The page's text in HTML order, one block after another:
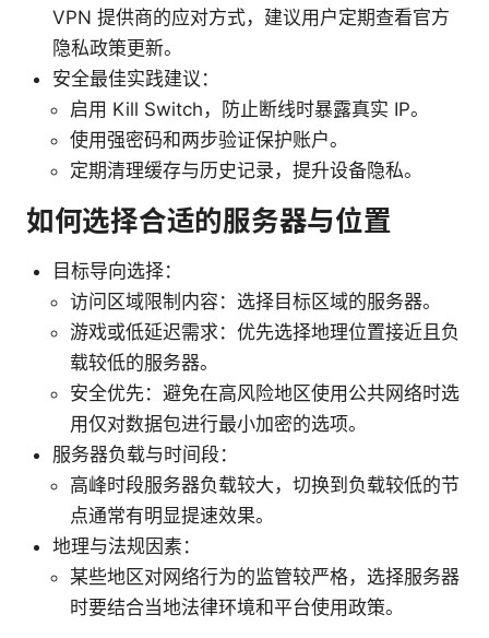
VPN 提供商的应对方式，建议用户定期查看官方
隐私政策更新。
安全最佳实践建议：
启用 Kill Switch，防止断线时暴露真实 IP。
使用强密码和两步验证保护账户。
定期清理缓存与历史记录，提升设备隐私。
如何选择合适的服务器与位置
目标导向选择：
访问区域限制内容：选择目标区域的服务器。
游戏或低延迟需求：优先选择地理位置接近且负
载较低的服务器。
安全优先：避免在高风险地区使用公共网络时选
用仅对数据包进行最小加密的选项。
服务器负载与时间段：
高峰时段服务器负载较大，切换到负载较低的节
点通常有明显提速效果。
地理与法规因素：
某些地区对网络行为的监管较严格，选择服务器
时要结合当地法律环境和平台使用政策。